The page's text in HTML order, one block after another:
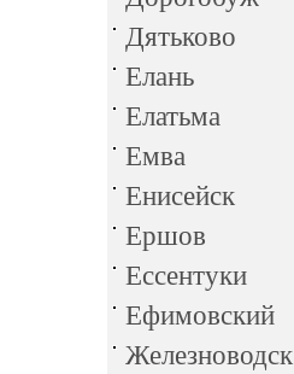
Дятьково
Елань
Елатьма
Емва
Енисейск
Ершов
Ессентуки
Ефимовский
Железноводск